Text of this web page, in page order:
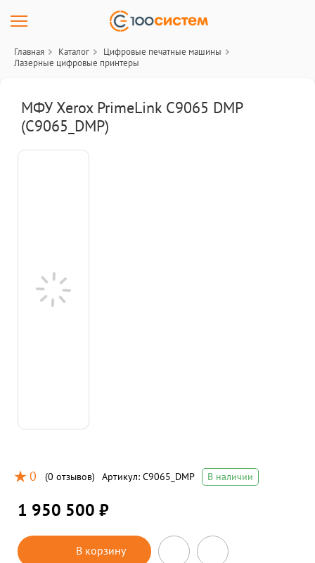
Главная Каталог
Цифровые печатные машины
Лазерные цифровые принтеры
МФУ Xerox PrimeLink C9065 DMP
(C9065_DMP)
0 (0 отзывов) Артикул: C9065_DMP В наличии
1 950 500 ₽
В корзину